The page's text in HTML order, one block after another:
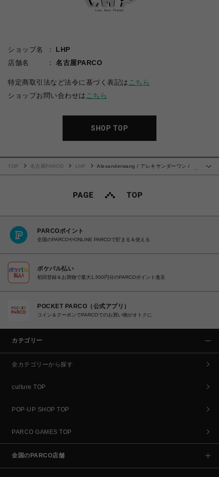
ショップ名
LHP
店舗名
名古屋PARCO
特定商取引法など法令に基づく表記は こちら
ショップお問い合わせは こちら
SHOP TOP
…
TOP 名古屋PARCO LHP
Alexanderwang / アレキサンダーワン /
PARCOポイント
全国のPARCOやONLINE PARCOで貯まる＆使える
ポケパル払い
初回登録＆お買物で最大1,500円分のPARCOポイント進呈
POCKET PARCO（公式アプリ）
コイン＆クーポンでPARCOでのお買い物がオトクに
カテゴリー
全カテゴリーから探す
culture TOP
POP-UP SHOP TOP
PARCO GAMES TOP
全国のPARCO店舗